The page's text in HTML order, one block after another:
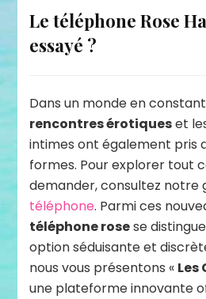
Le téléphone Rose
essayé ?
Dans un monde en
rencontres érotiqueset
intimes ont également pris
formes. Pour explorer tout
demander, consultez notre
téléphone. Parmi ces
téléphone rosese
option séduisante et
nous vous présentons « Les
une plateforme innovante